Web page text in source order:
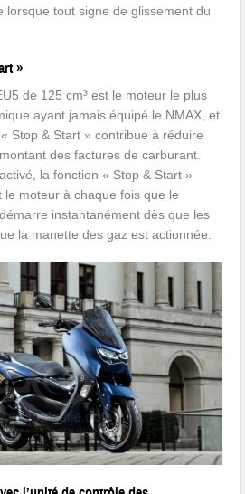
lorsque tout signe de glissement du
»
de 125 cm³ est le moteur le plus
ayant jamais équipé le NMAX, et
Stop & Start » contribue à réduire
des factures de carburant.
la fonction « Stop & Start »
moteur à chaque fois que le
instantanément dès que les
la manette des gaz est actionnée.